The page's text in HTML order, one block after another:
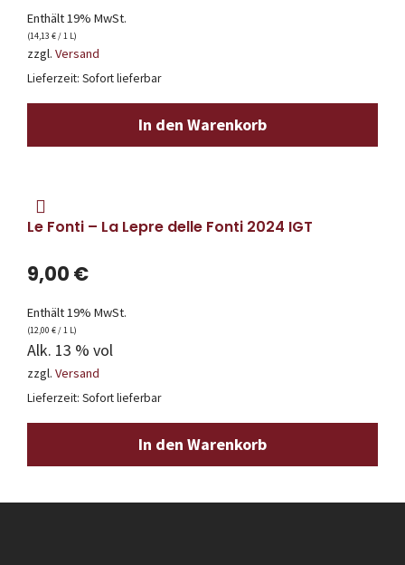
Enthält 19% MwSt.
(14,13 €/ 1 L)
zzgl. Versand
Lieferzeit: Sofort lieferbar
In den Warenkorb
Le Fonti – La Lepre delle Fonti 2024 IGT
9,00 €
Enthält 19% MwSt.
(12,00 €/ 1 L)
Alk. 13 % vol
zzgl. Versand
Lieferzeit: Sofort lieferbar
In den Warenkorb